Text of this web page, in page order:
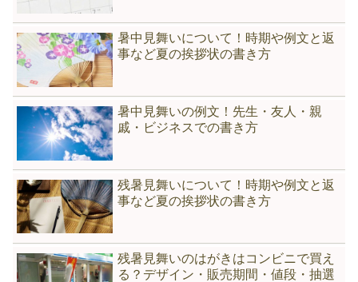
暑中見舞いについて！時期や例文と返
事など夏の挨拶状の書き方
暑中見舞いの例文！先生・友人・親
戚・ビジネスでの書き方
残暑見舞いについて！時期や例文と返
事など夏の挨拶状の書き方
残暑見舞いのはがきはコンビニで買え
る？デザイン・販売期間・値段・抽選